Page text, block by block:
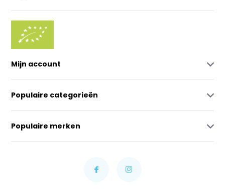
Mijn account
Populaire categorieën
Populaire merken